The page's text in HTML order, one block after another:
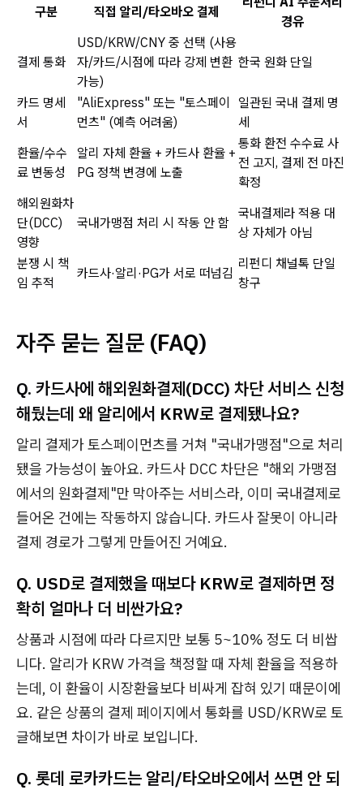
구분 직접 알리/타오바오 결제
경유
결제 통화
USD/KRW/CNY 중 선택 (사용
자/카드/시점에 따라 강제 변환
가능)
한국 원화 단일
카드 명세
서
"AliExpress" 또는 "토스페이
먼츠" (예측 어려움)
일관된 국내 결제 명
세
환율/수수
료 변동성
알리 자체 환율 + 카드사 환율 +
PG 정책 변경에 노출
통화 환전 수수료 사
전 고지, 결제 전 마진
확정
해외원화차
단(DCC)
영향
국내가맹점 처리 시 작동 안 함
국내결제라 적용 대
상 자체가 아님
분쟁 시 책
임 추적
카드사·알리·PG가 서로 떠넘김
리펀디 채널톡 단일
창구
자주 묻는 질문 (FAQ)
Q. 카드사에 해외원화결제(DCC) 차단 서비스 신청
해뒀는데 왜 알리에서 KRW로 결제됐나요?
알리 결제가 토스페이먼츠를 거쳐 "국내가맹점"으로 처리
됐을 가능성이 높아요. 카드사 DCC 차단은 "해외 가맹점
에서의 원화결제"만 막아주는 서비스라, 이미 국내결제로
들어온 건에는 작동하지 않습니다. 카드사 잘못이 아니라
결제 경로가 그렇게 만들어진 거예요.
Q. USD로 결제했을 때보다 KRW로 결제하면 정
확히 얼마나 더 비싼가요?
상품과 시점에 따라 다르지만 보통 5~10% 정도 더 비쌉
니다. 알리가 KRW 가격을 책정할 때 자체 환율을 적용하
는데, 이 환율이 시장환율보다 비싸게 잡혀 있기 때문이에
요. 같은 상품의 결제 페이지에서 통화를 USD/KRW로 토
글해보면 차이가 바로 보입니다.
Q. 롯데 로카카드는 알리/타오바오에서 쓰면 안 되